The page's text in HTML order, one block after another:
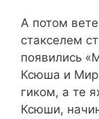
А потом
стакселем
появились
Ксюша и
гиком, а те
Ксюши,